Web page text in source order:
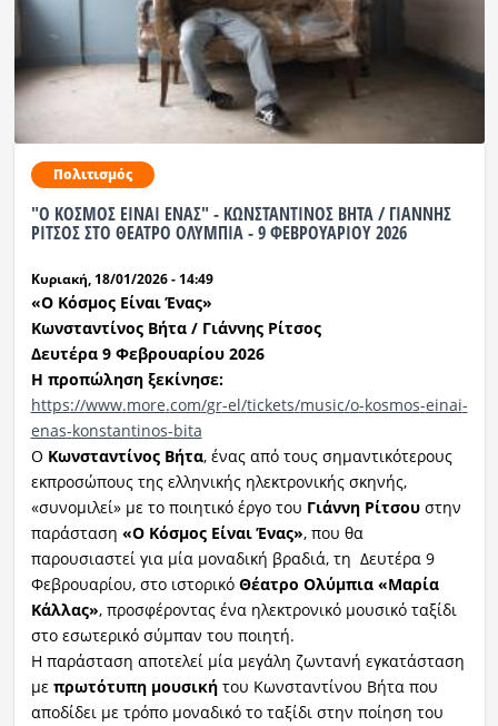
Πολιτισμός
"Ο ΚΟΣΜΟΣ ΕΙΝΑΙ ΕΝΑΣ" - ΚΩΝΣΤΑΝΤΙΝΟΣ ΒΗΤΑ / ΓΙΑΝΝΗΣ
ΡΙΤΣΟΣ ΣΤΟ ΘΕΑΤΡΟ ΟΛΥΜΠΙΑ - 9 ΦΕΒΡΟΥΑΡΙΟΥ 2026
Κυριακή, 18/01/2026 - 14:49
«Ο Κόσμος ΕίναιΈνας»
Κωνσταντίνος Βήτα / Γιάννης Ρίτσος
Δευτέρα 9 Φεβρουαρίου2026
Η προπώληση ξεκίνησε:
https://www.more.com/gr-el/tickets/music/o-kosmos-einai-
enas-konstantinos-bita
Ο Κωνσταντίνος Βήτα, ένας από τους σημαντικότερους
εκπροσώπους της ελληνικής ηλεκτρονικής σκηνής,
«συνομιλεί» με το ποιητικό έργο του Γιάννη Ρίτσουστην
παράσταση «Ο Κόσμος Είναι Ένας», που θα
παρουσιαστεί για μία μοναδική βραδιά, τη Δευτέρα 9
Φεβρουαρίου, στο ιστορικό Θέατρο Ολύμπια «Μαρία
Κάλλας», προσφέροντας ένα ηλεκτρονικό μουσικό ταξίδι
στο εσωτερικό σύμπαν του ποιητή.
Η παράσταση αποτελεί μία μεγάλη ζωντανή εγκατάσταση
με πρωτότυπη μουσικήτου Κωνσταντίνου Βήτα που
αποδίδει με τρόπο μοναδικό το ταξίδι στην ποίηση του